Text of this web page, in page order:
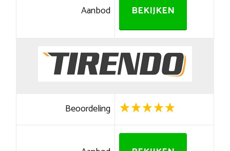
Aanbod BEKIJKEN
Beoordeling